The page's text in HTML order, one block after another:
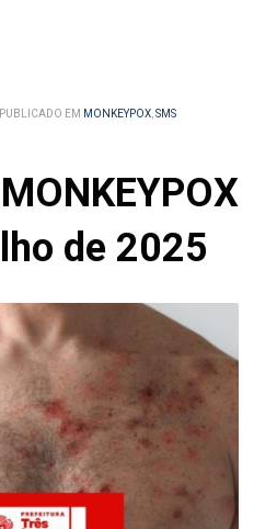
PUBLICADO EM MONKEYPOX,SMS
de 2025